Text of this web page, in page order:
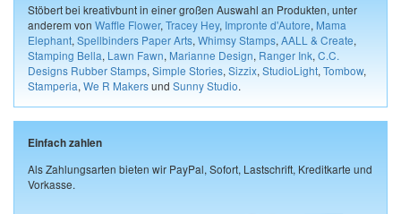
Stöbert bei kreativbunt in einer großen Auswahl an Produkten, unter
anderem von Waffle Flower, Tracey Hey, Impronte d'Autore, Mama
Elephant, Spellbinders Paper Arts, Whimsy Stamps, AALL & Create,
Stamping Bella, Lawn Fawn, Marianne Design, Ranger Ink, C.C.
Designs Rubber Stamps, Simple Stories, Sizzix, StudioLight, Tombow,
Stamperia, We R Makersund Sunny Studio.
Einfach zahlen
Als Zahlungsarten bieten wir PayPal, Sofort, Lastschrift, Kreditkarte und
Vorkasse.